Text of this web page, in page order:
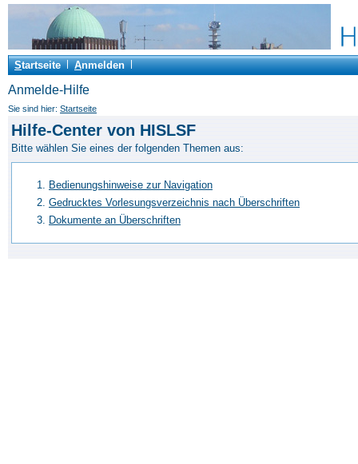
Startseite Anmelden
Anmelde-Hilfe
Sie sind hier: Startseite
Hilfe-Center von HISLSF
Bitte wählen Sie eines der folgenden Themen aus:
Bedienungshinweise zur Navigation
Gedrucktes Vorlesungsverzeichnis nach Überschriften
Dokumente an Überschriften